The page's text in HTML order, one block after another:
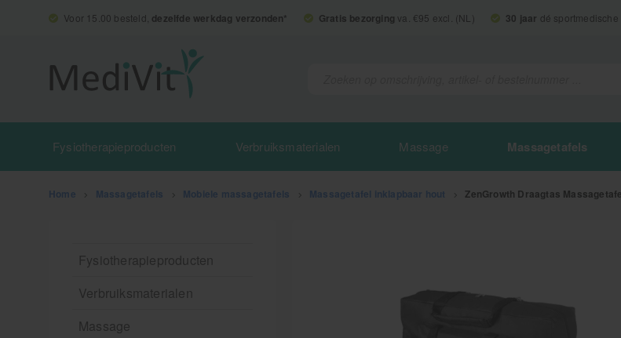
Voor 15.00 besteld, dezelfde werkdag verzonden* Gratis bezorging va. €95 excl. (NL) 30 jaar dé
Fysiotherapieproducten Verbruiksmaterialen Massage Massagetafels
Home Massagetafels Mobiele massagetafels Massagetafel inklapbaar hout ZenGrowth Draagtas
Fysiotherapieproducten
Verbruiksmaterialen
Massage